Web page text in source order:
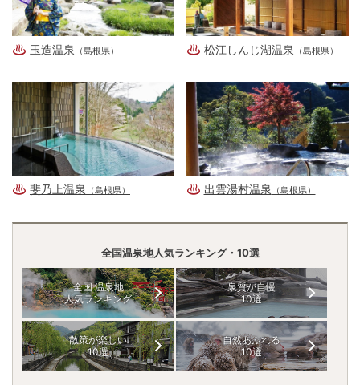
玉造温泉 （島根県） 松江しんじ湖温泉 （島根県）
斐乃上温泉 （島根県） 出雲湯村温泉 （島根県）
全国温泉地人気ランキング・10選
全国 温泉地
人気ランキング
泉質が自慢
10選
散策が楽しい
10選
自然あふれる
10選